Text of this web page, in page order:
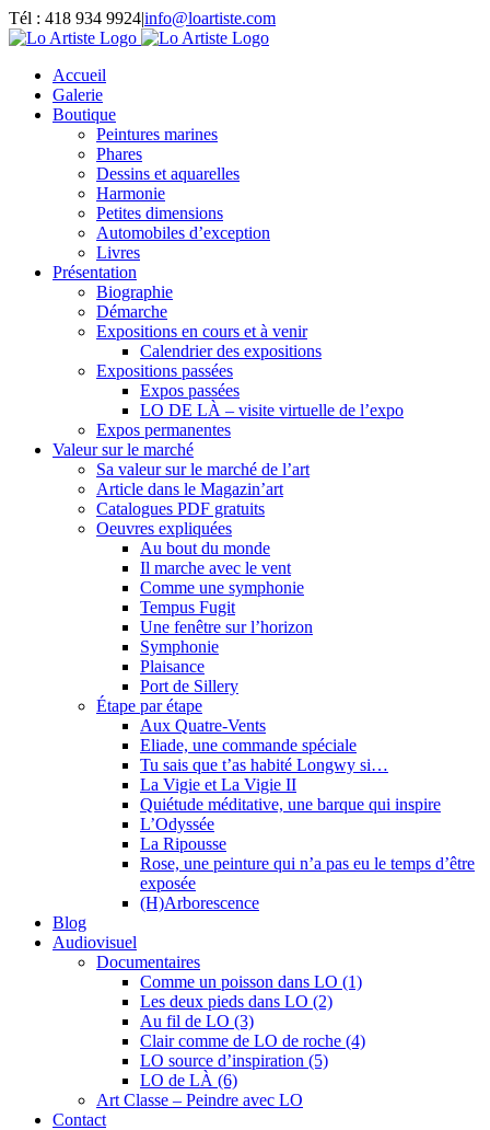
Passer
au
Tél : 418 934 9924|info@loartiste.com
Facebook
Instagram
Email
Pinterest
YouTube
Accueil
Galerie
Boutique
Peintures marines
Phares
Dessins et aquarelles
Harmonie
Petites dimensions
Automobiles d’exception
Livres
Présentation
Biographie
Démarche
Expositions en cours et à venir
Calendrier des expositions
Expositions passées
Expos passées
LO DE LÀ – visite virtuelle de l’expo
Expos permanentes
Valeur sur le marché
Sa valeur sur le marché de l’art
Article dans le Magazin’art
Catalogues PDF gratuits
Oeuvres expliquées
Au bout du monde
Il marche avec le vent
Comme une symphonie
Tempus Fugit
Une fenêtre sur l’horizon
Symphonie
Plaisance
Port de Sillery
Étape par étape
Aux Quatre-Vents
Eliade, une commande spéciale
Tu sais que t’as habité Longwy si…
La Vigie et La Vigie II
Quiétude méditative, une barque qui inspire
L’Odyssée
La Ripousse
Rose, une peinture qui n’a pas eu le temps d’être
exposée
(H)Arborescence
Blog
Audiovisuel
Documentaires
Comme un poisson dans LO (1)
Les deux pieds dans LO (2)
Au fil de LO (3)
Clair comme de LO de roche (4)
LO source d’inspiration (5)
LO de LÀ (6)
Art Classe – Peindre avec LO
Contact